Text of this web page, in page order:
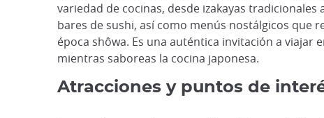
variedad de cocinas, desde izakayas tradicionales
bares de sushi, así como menús nostálgicos que
época shôwa. Es una auténtica invitación a viajar
mientras saboreas la cocina japonesa.
Atracciones y puntos de